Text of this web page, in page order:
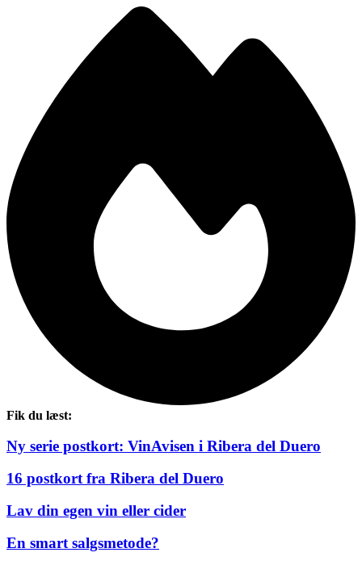
Fik du læst:
Ny serie postkort: VinAvisen i Ribera del Duero
16 postkort fra Ribera del Duero
Lav din egen vin eller cider
En smart salgsmetode?